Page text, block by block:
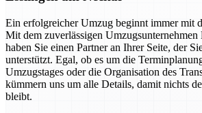
Ein erfolgreicher Umzug beginnt immer mit
Mit dem zuverlässigen Umzugsunternehmen
haben Sie einen Partner an Ihrer Seite, der
unterstützt. Egal, ob es um die
Umzugstages oder die Organisation des
kümmern uns um alle Details, damit nichts
bleibt.